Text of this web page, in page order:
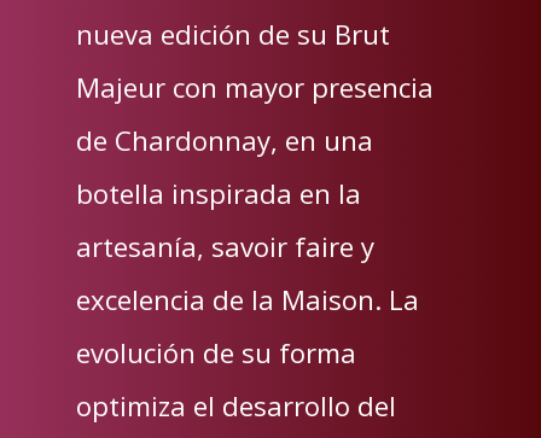
nueva edición de su Brut
Majeur con mayor presencia
de Chardonnay, en una
botella inspirada en la
artesanía, savoir faire y
excelencia de la Maison. La
evolución de su forma
optimiza el desarrollo del